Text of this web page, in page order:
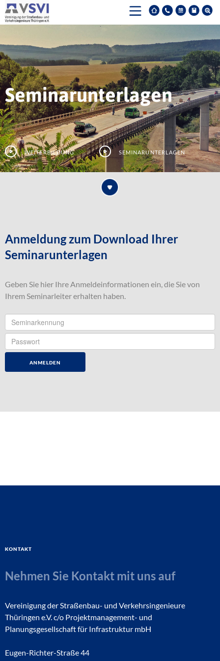
Seminarunterlagen
Weiterbildung Seminarunterlagen
Anmeldung zum Download Ihrer
Seminarunterlagen
Geben Sie hier Ihre Anmeldeinformationen ein, die Sie von
Ihrem Seminarleiter erhalten haben.
Kontakt
Nehmen Sie Kontakt mit uns auf
Vereinigung der Straßenbau- und Verkehrsingenieure
Thüringen e.V. c/o Projektmanagement- und
Planungsgesellschaft für Infrastruktur mbH
Eugen-Richter-Straße 44